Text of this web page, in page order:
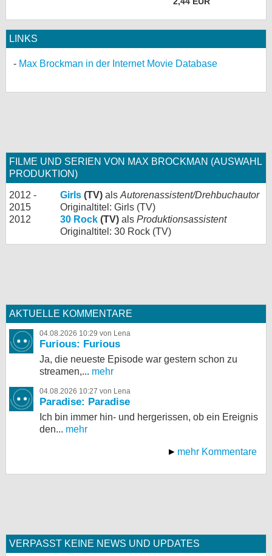
LINKS
Max Brockman in der Internet Movie Database
FILME UND SERIEN VON MAX BROCKMAN (AUSWAHL
PRODUKTION)
2012 -
2015
Girls (TV) als Autorenassistent/Drehbuchautor
Originaltitel: Girls (TV)
2012
30 Rock (TV) als Produktionsassistent
Originaltitel: 30 Rock (TV)
AKTUELLE KOMMENTARE
04.08.2026 10:29 von Lena
Furious: Furious
Ja, die neueste Episode war gestern schon zu
streamen,... mehr
04.08.2026 10:27 von Lena
Paradise: Paradise
Ich bin immer hin- und hergerissen, ob ein Ereignis
den... mehr
mehr Kommentare
VERPASST KEINE NEWS UND UPDATES